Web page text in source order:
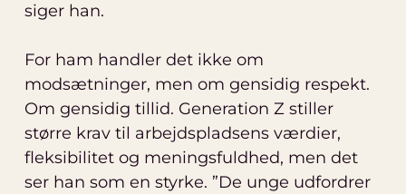
siger han.
For ham handler det ikke om
modsætninger, men om gensidig respekt.
Om gensidig tillid. Generation Z stiller
større krav til arbejdspladsens værdier,
fleksibilitet og meningsfuldhed, men det
ser han som en styrke. ”De unge udfordrer